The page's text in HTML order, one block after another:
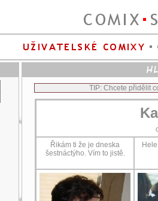
TIP: Chcete přidělit
Řikám ti že je dneska
šestnáctýho. Vím to jistě.